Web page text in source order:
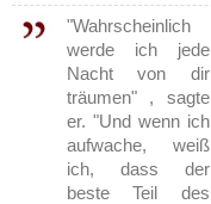
"Wahrscheinlich
werde ich jede
Nacht von dir
träumen" , sagte
er. "Und wenn ich
aufwache, weiß
ich, dass der
beste Teil des